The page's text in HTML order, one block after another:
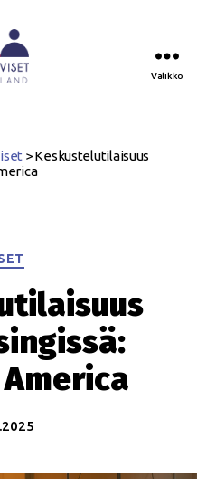
Valikko
>Keskustelutilaisuus